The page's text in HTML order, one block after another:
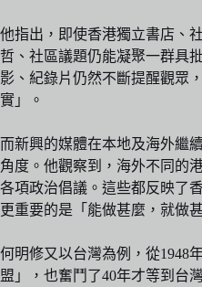
他指出，即使香港獨立書店、
哲、社區議題仍能凝聚一群具
影、紀錄片仍然不斷提醒觀眾
實」。
而新興的媒體在本地及海外繼
角度。他觀察到，海外不同的
各項政治倡議。這些都反映了
更重要的是「能做甚麼，就做
何明修又以台灣為例，從1948
盟」，也奮鬥了40年才等到台